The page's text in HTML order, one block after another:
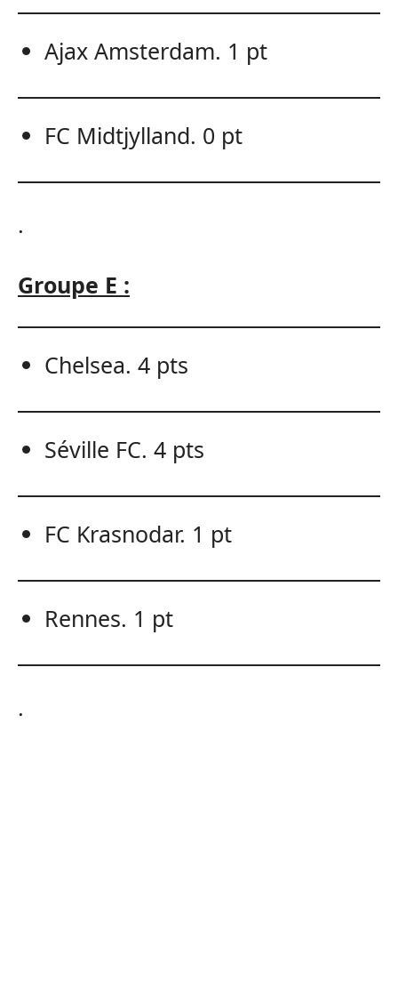
Ajax Amsterdam. 1 pt
FC Midtjylland. 0 pt
.
Groupe E :
Chelsea. 4 pts
Séville FC. 4 pts
FC Krasnodar. 1 pt
Rennes. 1 pt
.